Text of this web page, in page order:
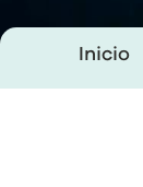
Inicio